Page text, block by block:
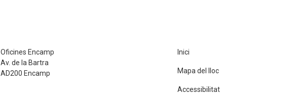
Oficines Encamp
Av. de la Bartra
AD200 Encamp
Inici
Mapa del lloc
Accessibilitat